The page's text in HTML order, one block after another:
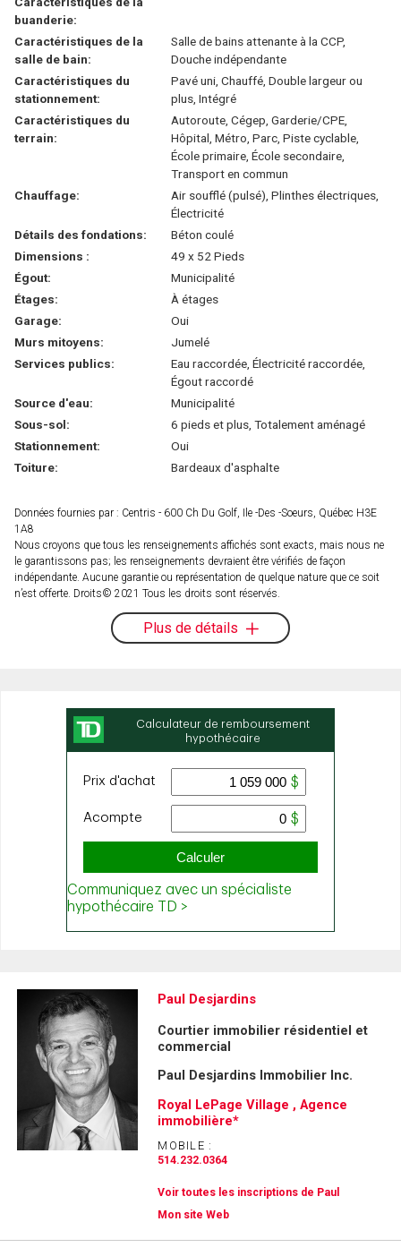
buanderie:
Caractéristiques de la
salle de bain:
Salle de bains attenante à la CCP,
Douche indépendante
Caractéristiques du
stationnement:
Pavé uni, Chauffé, Double largeur ou
plus, Intégré
Caractéristiques du
terrain:
Autoroute, Cégep, Garderie/CPE,
Hôpital, Métro, Parc, Piste cyclable,
École primaire, École secondaire,
Transport en commun
Chauffage:
Air soufflé (pulsé), Plinthes électriques,
Électricité
Détails des fondations:
Béton coulé
Dimensions :
49 x 52 Pieds
Égout:
Municipalité
Étages:
À étages
Garage:
Oui
Murs mitoyens:
Jumelé
Services publics:
Eau raccordée, Électricité raccordée,
Égout raccordé
Source d'eau:
Municipalité
Sous-sol:
6 pieds et plus, Totalement aménagé
Stationnement:
Oui
Toiture:
Bardeaux d'asphalte
Données fournies par : Centris - 600 Ch Du Golf, Ile -Des -Soeurs, Québec H3E
1A8
Nous croyons que tous les renseignements affichés sont exacts, mais nous ne
le garantissons pas; les renseignements devraient être vérifiés de façon
indépendante. Aucune garantie ou représentation de quelque nature que ce soit
n’est offerte. Droits© 2021 Tous les droits sont réservés.
Plus de détails
Paul Desjardins
Courtier immobilier résidentiel et
commercial
Paul Desjardins Immobilier Inc.
Royal LePage Village , Agence
immobilière*
MOBILE :
514.232.0364
Voir toutes les inscriptions de Paul
Mon site Web